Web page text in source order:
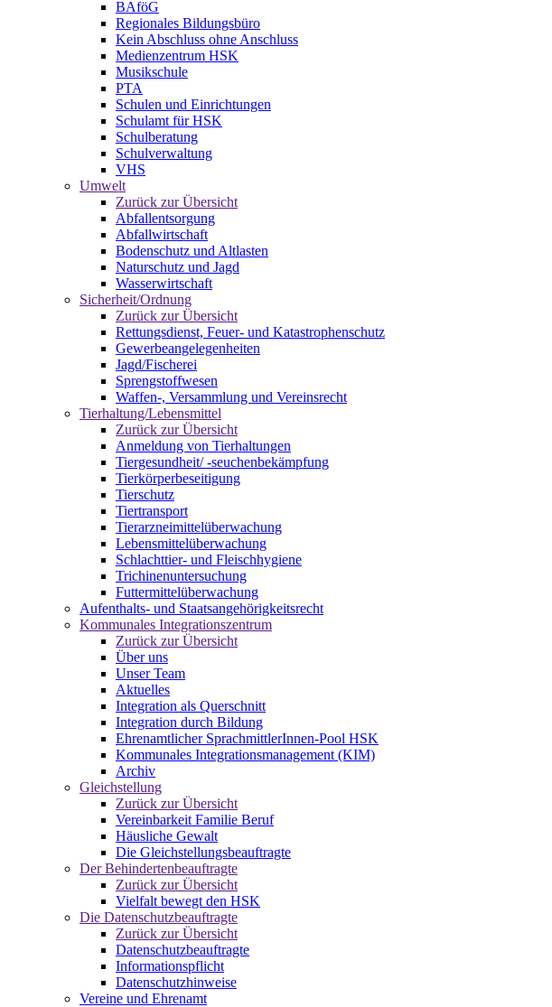
BAföG
Regionales Bildungsbüro
Kein Abschluss ohne Anschluss
Medienzentrum HSK
Musikschule
PTA
Schulen und Einrichtungen
Schulamt für HSK
Schulberatung
Schulverwaltung
VHS
Umwelt
Zurück zur Übersicht
Abfallentsorgung
Abfallwirtschaft
Bodenschutz und Altlasten
Naturschutz und Jagd
Wasserwirtschaft
Sicherheit/Ordnung
Zurück zur Übersicht
Rettungsdienst, Feuer- und Katastrophenschutz
Gewerbeangelegenheiten
Jagd/Fischerei
Sprengstoffwesen
Waffen-, Versammlung und Vereinsrecht
Tierhaltung/Lebensmittel
Zurück zur Übersicht
Anmeldung von Tierhaltungen
Tiergesundheit/ -seuchenbekämpfung
Tierkörperbeseitigung
Tierschutz
Tiertransport
Tierarzneimittelüberwachung
Lebensmittelüberwachung
Schlachttier- und Fleischhygiene
Trichinenuntersuchung
Futtermittelüberwachung
Aufenthalts- und Staatsangehörigkeitsrecht
Kommunales Integrationszentrum
Zurück zur Übersicht
Über uns
Unser Team
Aktuelles
Integration als Querschnitt
Integration durch Bildung
Ehrenamtlicher SprachmittlerInnen-Pool HSK
Kommunales Integrationsmanagement (KIM)
Archiv
Gleichstellung
Zurück zur Übersicht
Vereinbarkeit Familie Beruf
Häusliche Gewalt
Die Gleichstellungsbeauftragte
Der Behindertenbeauftragte
Zurück zur Übersicht
Vielfalt bewegt den HSK
Die Datenschutzbeauftragte
Zurück zur Übersicht
Datenschutzbeauftragte
Informationspflicht
Datenschutzhinweise
Vereine und Ehrenamt